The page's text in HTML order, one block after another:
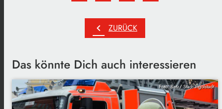
chevron_left ZURÜCK
Das könnte Dich auch interessieren
Foto: Betz/ Stadt Ingolstadt